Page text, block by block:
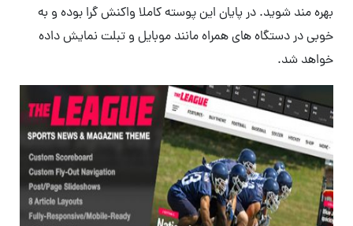
بهره مند شوید. در پایان این پوسته کاملا واکنش گرا بوده و به
خوبی در دستگاه های همراه مانند موبایل و تبلت نمایش داده
خواهد شد.